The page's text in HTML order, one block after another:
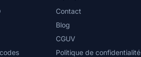
Contact
Blog
CGUV
Politique de confidentialité